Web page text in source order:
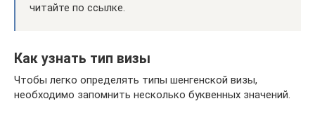
читайте по ссылке.
Как узнать тип визы
Чтобы легко определять типы шенгенской визы,
необходимо запомнить несколько буквенных значений.